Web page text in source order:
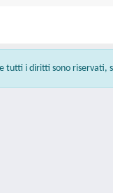
tutti i diritti sono riservati,